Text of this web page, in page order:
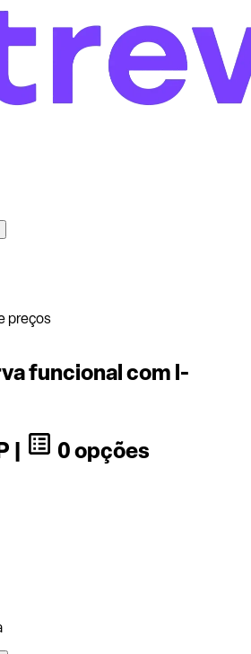
preços
funcional com l-
|
0 opções